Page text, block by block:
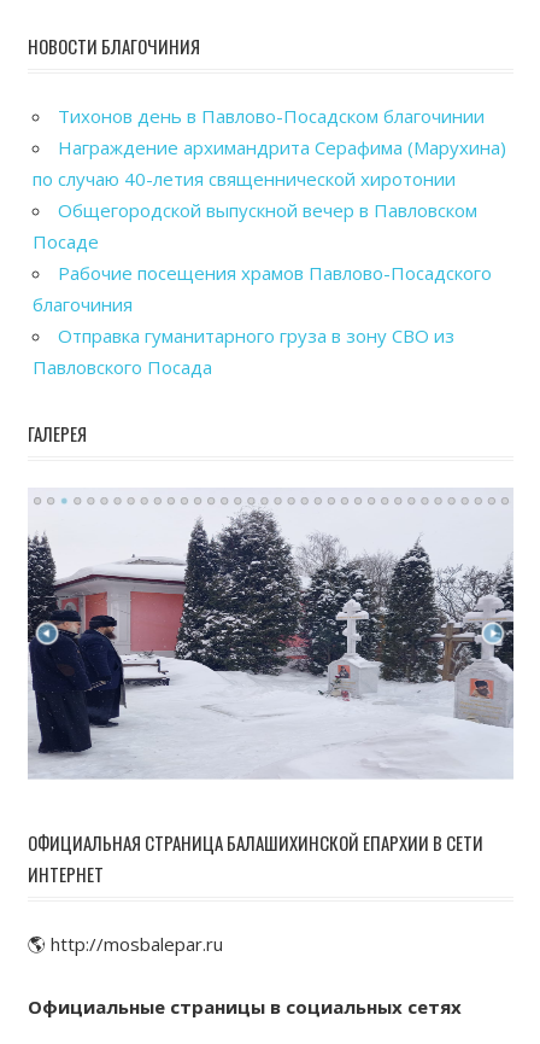
НОВОСТИ БЛАГОЧИНИЯ
Тихонов день в Павлово-Посадском благочинии
Награждение архимандрита Серафима (Марухина)
по случаю 40-летия священнической хиротонии
Общегородской выпускной вечер в Павловском
Посаде
Рабочие посещения храмов Павлово-Посадского
благочиния
Отправка гуманитарного груза в зону СВО из
Павловского Посада
ГАЛЕРЕЯ
ОФИЦИАЛЬНАЯ СТРАНИЦА БАЛАШИХИНСКОЙ ЕПАРХИИ В СЕТИ
ИНТЕРНЕТ
🌎 http://mosbalepar.ru
Официальные страницы в социальных сетях